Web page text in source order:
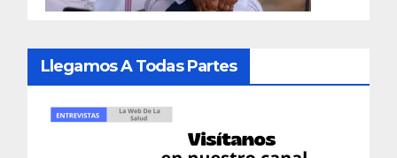
Llegamos A Todas Partes